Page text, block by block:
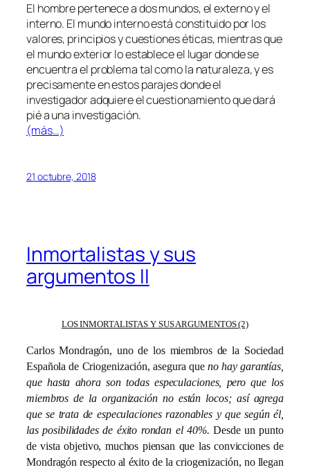
El hombre pertenece a dos mundos, el externo y el
interno. El mundo interno está constituido por los
valores, principios y cuestiones éticas, mientras que
el mundo exterior lo establece el lugar donde se
encuentra el problema tal como la naturaleza, y es
precisamente en estos parajes donde el
investigador adquiere el cuestionamiento que dará
pié a una investigación.
(más…)
21 octubre, 2018
Inmortalistas y sus
argumentos II
LOS INMORTALISTAS Y SUS ARGUMENTOS (2)
Carlos Mondragón, uno de los miembros de la Sociedad
Española de Criogenización, asegura que no hay garantías,
que hasta ahora son todas especulaciones, pero que los
miembros de la organización no están locos; así agrega
que se trata de especulaciones razonables y que según él,
las posibilidades de éxito rondan el 40%. Desde un punto
de vista objetivo, muchos piensan que las convicciones de
Mondragón respecto al éxito de la criogenización, no llegan